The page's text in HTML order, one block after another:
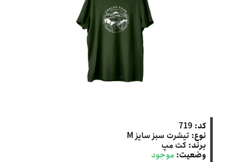
کد: 719
نوع: تیشرت سبز سایز M
برند: کت‌ مپ
وضعیت: موجود